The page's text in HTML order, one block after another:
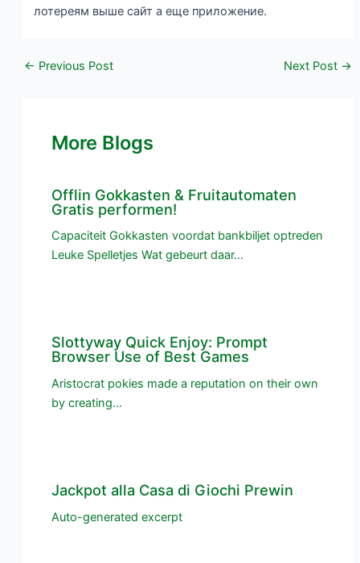
лотереям выше сайт а еще приложение.
← Previous Post Next Post →
More Blogs
Offlin Gokkasten & Fruitautomaten
Gratis performen!
Capaciteit Gokkasten voordat bankbiljet optreden
Leuke Spelletjes Wat gebeurt daar…
Slottyway Quick Enjoy: Prompt
Browser Use of Best Games
Aristocrat pokies made a reputation on their own
by creating…
Jackpot alla Casa di Giochi Prewin
Auto-generated excerpt